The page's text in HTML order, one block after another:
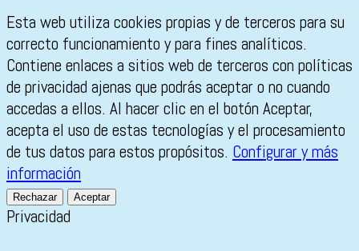
Esta web utiliza cookies propias y de terceros para su
correcto funcionamiento y para fines analíticos.
Contiene enlaces a sitios web de terceros con políticas
de privacidad ajenas que podrás aceptar o no cuando
accedas a ellos. Al hacer clic en el botón Aceptar,
acepta el uso de estas tecnologías y el procesamiento
de tus datos para estos propósitos. Configurar y más
información
Rechazar Aceptar
Privacidad